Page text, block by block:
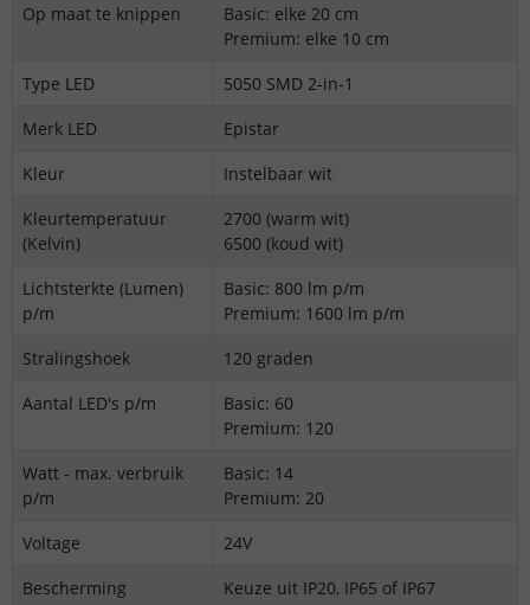
Op maat te knippen
Basic: elke 20 cm
Premium: elke 10 cm
Type LED
5050 SMD 2-in-1
Merk LED
Epistar
Kleur
Instelbaar wit
Kleurtemperatuur
(Kelvin)
2700 (warm wit)
6500 (koud wit)
Lichtsterkte (Lumen)
p/m
Basic: 800 lm p/m
Premium: 1600 lm p/m
Stralingshoek
120 graden
Aantal LED's p/m
Basic: 60
Premium: 120
Watt - max. verbruik
p/m
Basic: 14
Premium: 20
Voltage
24V
Bescherming
Keuze uit IP20, IP65 of IP67